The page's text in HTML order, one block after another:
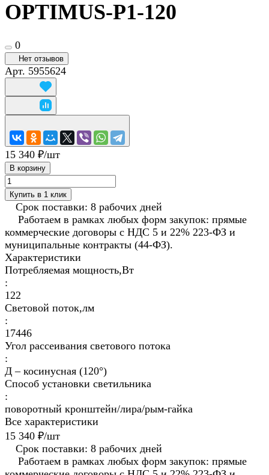
OPTIMUS-P1-120
0
Нет отзывов
Арт. 5955624
15 340 ₽/шт
В корзину
Купить в 1 клик
Срок поставки: 8 рабочих дней
Работаем в рамках любых форм закупок: прямые
коммерческие договоры с НДС 5 и 22% 223-ФЗ и
муниципальные контракты (44-ФЗ).
Характеристики
Потребляемая мощность,Вт
:
122
Световой поток,лм
:
17446
Угол рассеивания светового потока
:
Д – косинусная (120°)
Способ установки светильника
:
поворотный кронштейн/лира/рым-гайка
Все характеристики
15 340 ₽/шт
Срок поставки: 8 рабочих дней
Работаем в рамках любых форм закупок: прямые